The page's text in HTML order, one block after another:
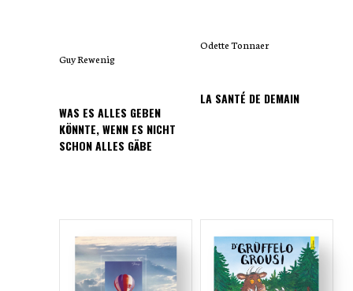
Guy Rewenig
WAS ES ALLES GEBEN
KÖNNTE, WENN ES NICHT
SCHON ALLES GÄBE
Odette Tonnaer
LA SANTÉ DE DEMAIN